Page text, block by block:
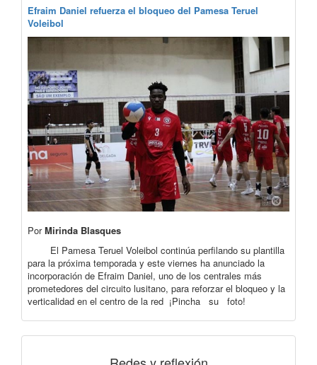
Efraim Daniel refuerza el bloqueo del Pamesa Teruel
Voleibol
PorMirinda Blasques
El Pamesa Teruel Voleibol continúa perfilando su plantilla
para la próxima temporada y este viernes ha anunciado la
incorporación de Efraim Daniel, uno de los centrales más
prometedores del circuito lusitano, para reforzar el bloqueo y la
verticalidad en el centro de la red ¡Pincha su foto!